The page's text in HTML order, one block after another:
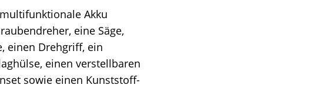
Akku
eine Säge,
einen Drehgriff, ein
einen verstellbaren
sowie einen Kunststoff-